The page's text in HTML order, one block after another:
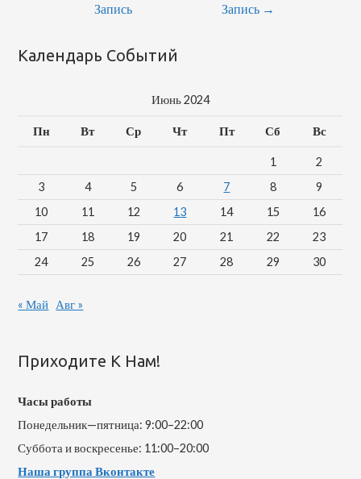
Запись
Запись →
Календарь Событий
Июнь 2024
Пн Вт Ср Чт Пт Сб Вс
1
2
3
4 5 6 7 8
9
10
11 12 13 14 15
16
17
18 19 20 21 22
23
24
25 26 27 28 29 30
« Май Авг »
Приходите К Нам!
Часы работы
Понедельник—пятница: 9:00–22:00
Суббота и воскресенье: 11:00–20:00
Наша группа Вконтакте